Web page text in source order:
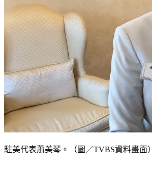
駐美代表蕭美琴。（圖／TVBS資料畫面）